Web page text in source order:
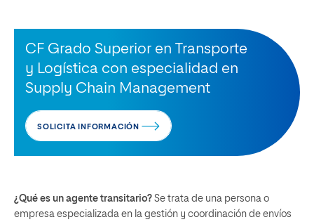
CF Grado Superior en Transporte
y Logística con especialidad en
Supply Chain Management
SOLICITA INFORMACIÓN
¿Qué es un agente transitario? Se trata de una persona o
empresa especializada en la gestión y coordinación de envíos